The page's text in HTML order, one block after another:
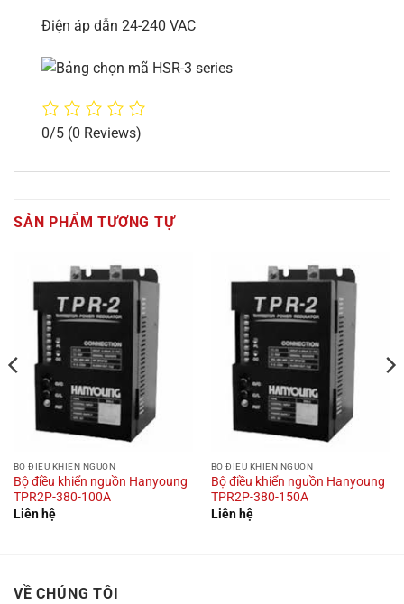
Điện áp dẫn 24-240 VAC
0/5 (0 Reviews)
SẢN PHẨM TƯƠNG TỰ
BỘ ĐIỀU KHIỂN NGUỒN
Bộ điều khiển nguồn Hanyoung
TPR2P-380-100A
Liên hệ
BỘ ĐIỀU KHIỂN NGUỒN
Bộ điều khiển nguồn Hanyoung
TPR2P-380-150A
Liên hệ
VỀ CHÚNG TÔI